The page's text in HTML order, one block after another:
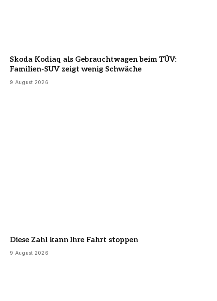
Skoda Kodiaq als Gebrauchtwagen beim TÜV:
Familien-SUV zeigt wenig Schwäche
9 August 2026
Diese Zahl kann Ihre Fahrt stoppen
9 August 2026